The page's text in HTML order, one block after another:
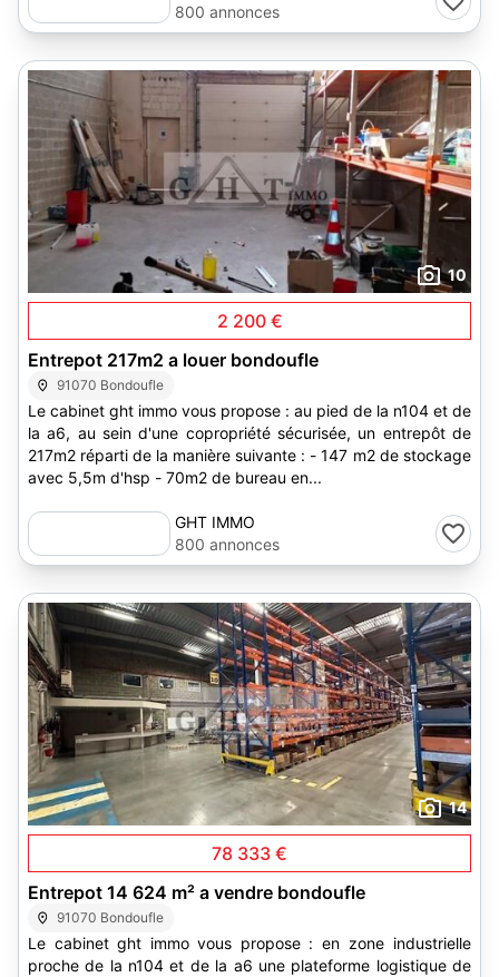
800 annonces
10
2 200 €
Entrepot 217m2 a louer bondoufle
91070 Bondoufle
Le cabinet ght immo vous propose : au pied de la n104 et de
la a6, au sein d'une copropriété sécurisée, un entrepôt de
217m2 réparti de la manière suivante : - 147 m2 de stockage
avec 5,5m d'hsp - 70m2 de bureau en...
GHT IMMO
800 annonces
14
78 333 €
Entrepot 14 624 m² a vendre bondoufle
91070 Bondoufle
Le cabinet ght immo vous propose : en zone industrielle
proche de la n104 et de la a6 une plateforme logistique de